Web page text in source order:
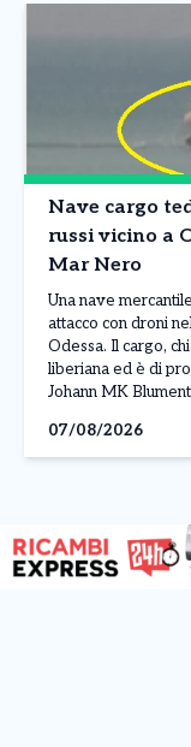
Nave cargo
russi vicino a
Mar Nero
Una nave
attacco con droni
Odessa. Il cargo,
liberiana ed è di
Johann MK
mandato fuori uso
07/08/2026